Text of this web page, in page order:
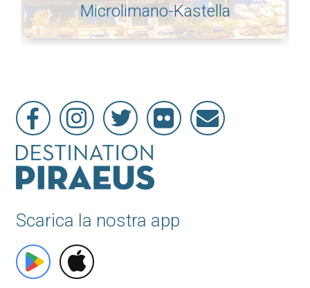
Microlimano-Kastella
Scarica la nostra app